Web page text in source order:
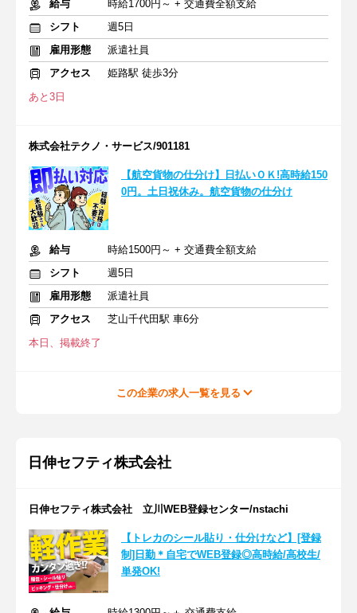
給与
時給1700円～ + 交通費全額支給
シフト
週5日
雇用形態
派遣社員
アクセス
姫路駅 徒歩3分
あと3日
株式会社テクノ・サービス/901181
【航空貨物の仕分け】日払いＯＫ!高時給150
0円。土日祝休み。航空貨物の仕分け
給与
時給1500円～ + 交通費全額支給
シフト
週5日
雇用形態
派遣社員
アクセス
芝山千代田駅 車6分
本日、掲載終了
この企業の求人一覧を見る
日伸セフティ株式会社
日伸セフティ株式会社 立川WEB登録センター/nstachi
【トレカのシール貼り・仕分けなど】[登録
制]日勤＊自宅でWEB登録◎高時給/高校生/
単発OK!